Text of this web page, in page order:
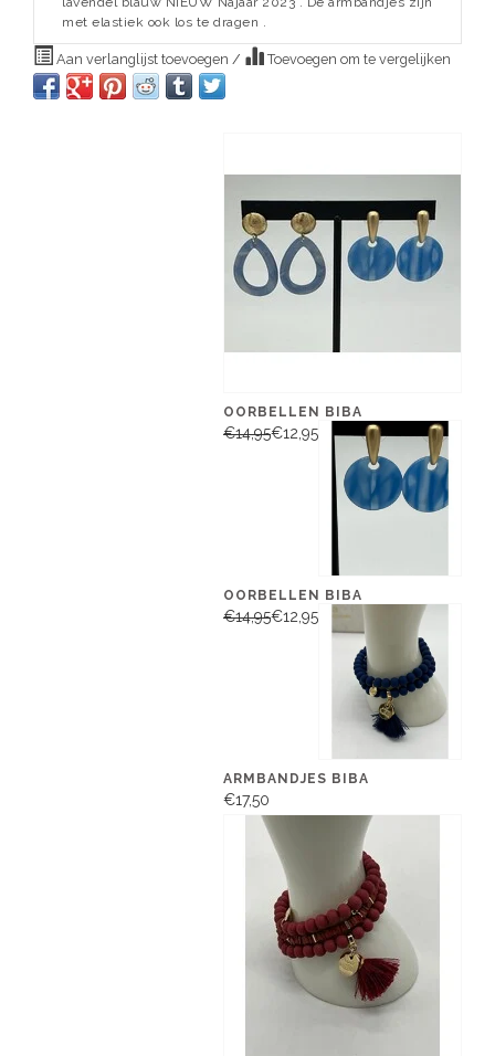
met elastiek ook los te dragen .
Aan verlanglijst toevoegen / Toevoegen om te vergelijken
OORBELLEN BIBA
€14,95€12,95
OORBELLEN BIBA
€14,95€12,95
ARMBANDJES BIBA
€17,50